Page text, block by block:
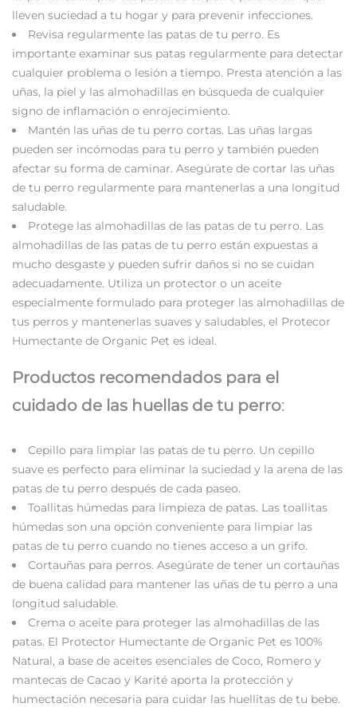
lleven suciedad a tu hogar y para prevenir infecciones.
Revisa regularmente las patas de tu perro. Es
importante examinar sus patas regularmente para detectar
cualquier problema o lesión a tiempo. Presta atención a las
uñas, la piel y las almohadillas en búsqueda de cualquier
signo de inflamación o enrojecimiento.
Mantén las uñas de tu perro cortas. Las uñas largas
pueden ser incómodas para tu perro y también pueden
afectar su forma de caminar. Asegúrate de cortar las uñas
de tu perro regularmente para mantenerlas a una longitud
saludable.
Protege las almohadillas de las patas de tu perro. Las
almohadillas de las patas de tu perro están expuestas a
mucho desgaste y pueden sufrir daños si no se cuidan
adecuadamente. Utiliza un protector o un aceite
especialmente formulado para proteger las almohadillas de
tus perros y mantenerlas suaves y saludables, el Protecor
Humectante de Organic Pet es ideal.
Productos recomendados para el
cuidado de las huellas de tu perro:
Cepillo para limpiar las patas de tu perro. Un cepillo
suave es perfecto para eliminar la suciedad y la arena de las
patas de tu perro después de cada paseo.
Toallitas húmedas para limpieza de patas. Las toallitas
húmedas son una opción conveniente para limpiar las
patas de tu perro cuando no tienes acceso a un grifo.
Cortauñas para perros. Asegúrate de tener un cortauñas
de buena calidad para mantener las uñas de tu perro a una
longitud saludable.
Crema o aceite para proteger las almohadillas de las
patas. El Protector Humectante de Organic Pet es 100%
Natural, a base de aceites esenciales de Coco, Romero y
mantecas de Cacao y Karité aporta la protección y
humectación necesaria para cuidar las huellitas de tu bebe.